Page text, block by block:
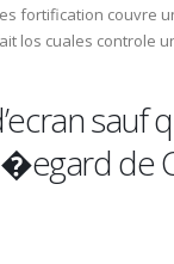
fortification couvre
los cuales controle
sauf
de